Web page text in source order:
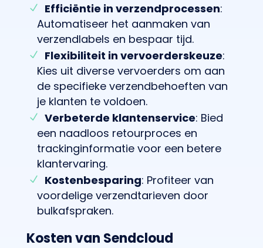
Efficiëntie in verzendprocessen:
Automatiseer het aanmaken van
verzendlabels en bespaar tijd.
Flexibiliteit in vervoerderskeuze:
Kies uit diverse vervoerders om aan
de specifieke verzendbehoeften van
je klanten te voldoen.
Verbeterde klantenservice: Bied
een naadloos retourproces en
trackinginformatie voor een betere
klantervaring.
Kostenbesparing: Profiteer van
voordelige verzendtarieven door
bulkafspraken.
Kosten van Sendcloud